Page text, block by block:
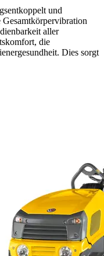
und
aller
die
Dies sorgt